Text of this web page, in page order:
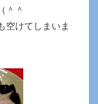
＾＾
空けてしまいま